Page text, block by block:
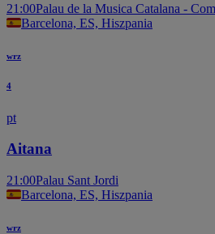
21:00Palau de la Musica Catalana -
Barcelona, ES, Hiszpania
wrz
4
pt
Aitana
21:00Palau Sant Jordi
Barcelona, ES, Hiszpania
wrz